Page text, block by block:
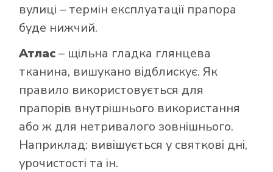
вулиці – термін експлуатації прапора
буде нижчий.
Атлас– щільна гладка глянцева
тканина, вишукано відблискує. Як
правило використовується для
прапорів внутрішнього використання
або ж для нетривалого зовнішнього.
Наприклад: вивішується у святкові дні,
урочистості та ін.